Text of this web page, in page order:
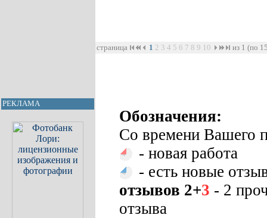
РЕКЛАМА
страница 1 2 3 4 5 6 7 8 9 10 из 1 (по
Обозначения:
Со времени Вашего
- новая работа
- есть новые
отзывов 2+3 - 2
отзыва